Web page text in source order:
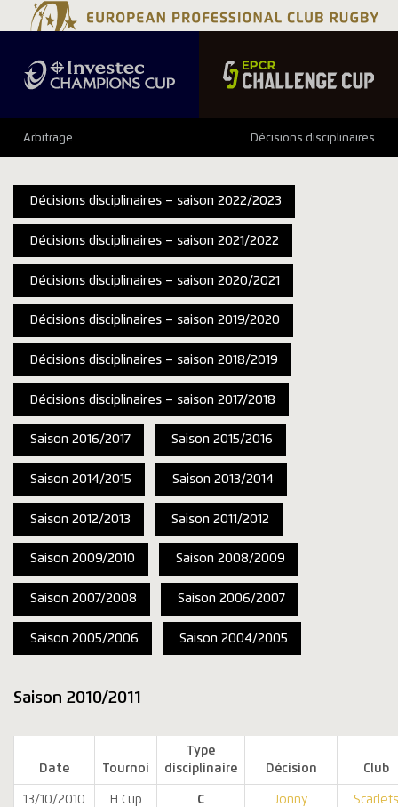
Arbitrage Décisions disciplinaires
Décisions disciplinaires – saison 2022/2023
Décisions disciplinaires – saison 2021/2022
Décisions disciplinaires – saison 2020/2021
Décisions disciplinaires – saison 2019/2020
Décisions disciplinaires – saison 2018/2019
Décisions disciplinaires – saison 2017/2018
Saison 2016/2017 Saison 2015/2016
Saison 2014/2015 Saison 2013/2014
Saison 2012/2013 Saison 2011/2012
Saison 2009/2010 Saison 2008/2009
Saison 2007/2008 Saison 2006/2007
Saison 2005/2006 Saison 2004/2005
Saison 2010/2011
Date Tournoi
Type
disciplinaire
Décision Club
13/10/2010 H Cup C
Jonny
Scarlets